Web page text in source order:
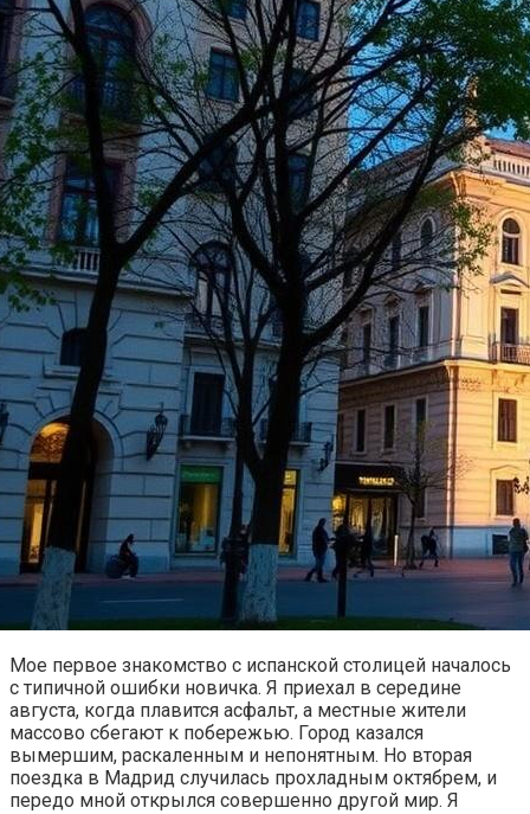
Мое первое знакомство с испанской столицей началось
с типичной ошибки новичка. Я приехал в середине
августа, когда плавится асфальт, а местные жители
массово сбегают к побережью. Город казался
вымершим, раскаленным и непонятным. Но вторая
поездка в Мадрид случилась прохладным октябрем, и
передо мной открылся совершенно другой мир. Я